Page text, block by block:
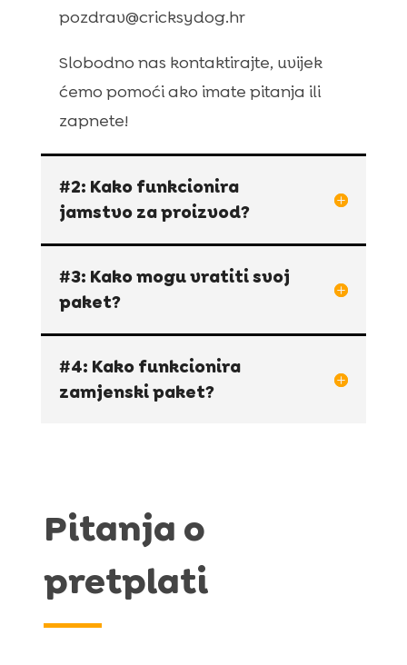
pozdrav@cricksydog.hr
Slobodno nas kontaktirajte, uvijek
ćemo pomoći ako imate pitanja ili
zapnete!
#2: Kako funkcionira
jamstvo za proizvod?
#3: Kako mogu vratiti svoj
paket?
#4: Kako funkcionira
zamjenski paket?
Pitanja o
pretplati